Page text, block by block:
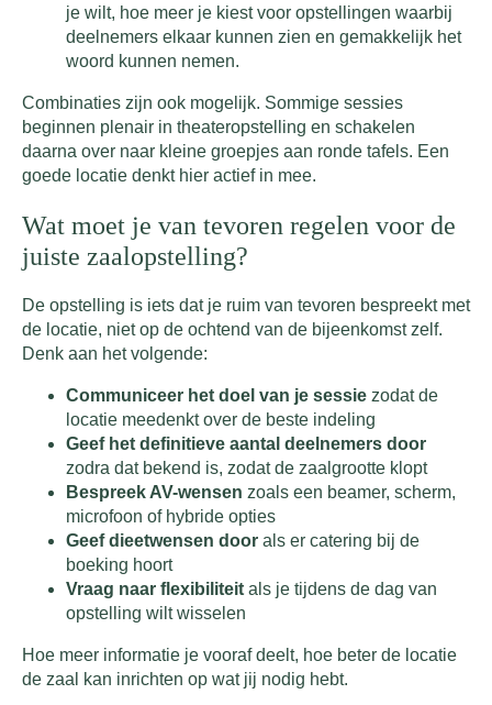
je wilt, hoe meer je kiest voor opstellingen waarbij
deelnemers elkaar kunnen zien en gemakkelijk het
woord kunnen nemen.
Combinaties zijn ook mogelijk. Sommige sessies
beginnen plenair in theateropstelling en schakelen
daarna over naar kleine groepjes aan ronde tafels. Een
goede locatie denkt hier actief in mee.
Wat moet je van tevoren regelen voor de
juiste zaalopstelling?
De opstelling is iets dat je ruim van tevoren bespreekt met
de locatie, niet op de ochtend van de bijeenkomst zelf.
Denk aan het volgende:
Communiceer het doel van je sessie zodat de
locatie meedenkt over de beste indeling
Geef het definitieve aantal deelnemers door
zodra dat bekend is, zodat de zaalgrootte klopt
Bespreek AV-wensen zoals een beamer, scherm,
microfoon of hybride opties
Geef dieetwensen door als er catering bij de
boeking hoort
Vraag naar flexibiliteit als je tijdens de dag van
opstelling wilt wisselen
Hoe meer informatie je vooraf deelt, hoe beter de locatie
de zaal kan inrichten op wat jij nodig hebt.